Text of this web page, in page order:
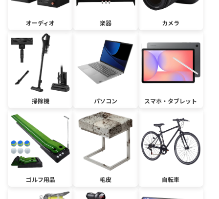
オーディオ 楽器 カメラ
掃除機 パソコン スマホ・タブレット
ゴルフ用品 毛皮 自転車